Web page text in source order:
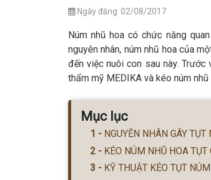
Ngày đăng: 02/08/2017
Núm nhũ hoa có chức năng
nguyên nhân, núm nhũ hoa của
đến việc nuôi con sau này.
thẩm mỹ MEDIKA và kéo núm
Mục lục
NGUYÊN NHÂN GÂY
KÉO NÚM NHŨ HOA
KỸ THUẬT KÉO TỤT